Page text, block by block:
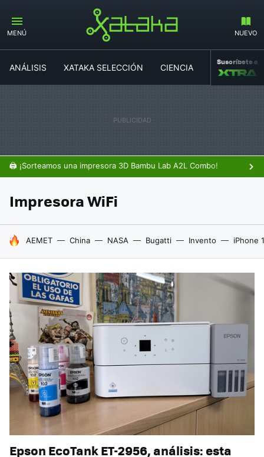
MENÚ NUEVO
ANÁLISIS XATAKA SELECCIÓN CIENCIA MOVILIDAD
Suscríbete a
🖨️ ¡Sorteamos una impresora 3D Bambu Lab A2L Combo!
Impresora WiFi
HOY SE HABLA DE
AEMET China NASA Bugatti Invento iPhone
Epson EcoTank ET-2956, análisis: esta